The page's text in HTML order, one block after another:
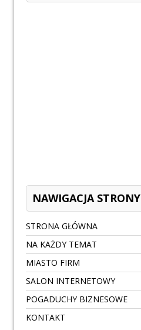
NAWIGACJA STRONY
STRONA GŁÓWNA
NA KAŻDY TEMAT
MIASTO FIRM
SALON INTERNETOWY
POGADUCHY BIZNESOWE
KONTAKT